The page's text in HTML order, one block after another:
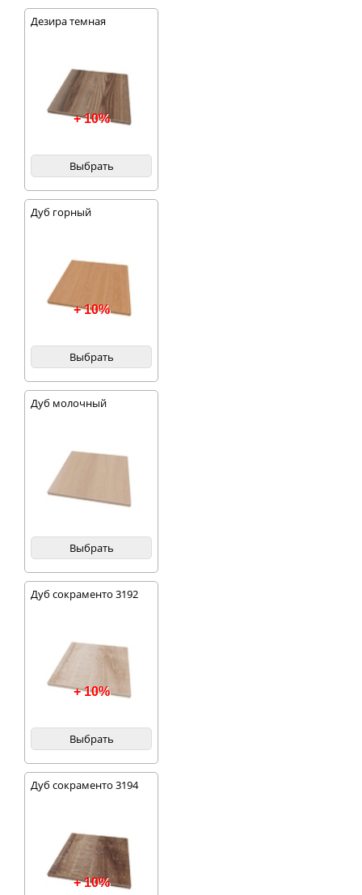
Дезира темная
+ 10%
Выбрать
Дуб горный
+ 10%
Выбрать
Дуб молочный
Выбрать
Дуб сокраменто 3192
+ 10%
Выбрать
Дуб сокраменто 3194
+ 10%